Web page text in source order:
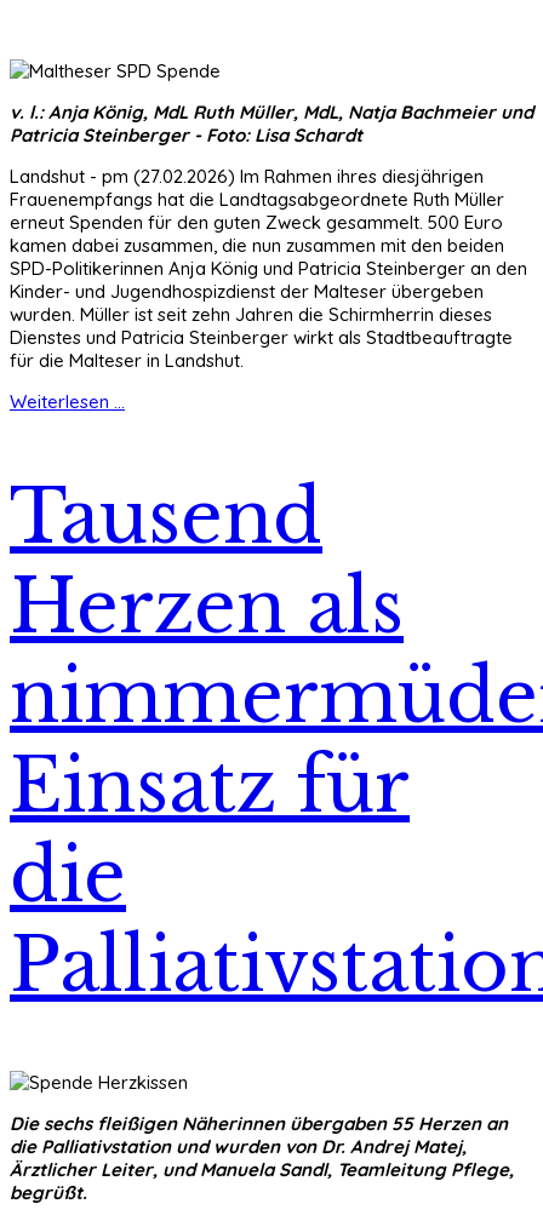
v. l.: Anja König, MdL Ruth Müller, MdL, Natja Bachmeier und
Patricia Steinberger - Foto: Lisa Schardt
Landshut - pm (27.02.2026) Im Rahmen ihres diesjährigen
Frauenempfangs hat die Landtagsabgeordnete Ruth Müller
erneut Spenden für den guten Zweck gesammelt. 500 Euro
kamen dabei zusammen, die nun zusammen mit den beiden
SPD-Politikerinnen Anja König und Patricia Steinberger an den
Kinder- und Jugendhospizdienst der Malteser übergeben
wurden. Müller ist seit zehn Jahren die Schirmherrin dieses
Dienstes und Patricia Steinberger wirkt als Stadtbeauftragte
für die Malteser in Landshut.
Weiterlesen ...
Tausend
Herzen als
Einsatz für
die
Die sechs fleißigen Näherinnen übergaben 55 Herzen an
die Palliativstation und wurden von Dr. Andrej Matej,
Ärztlicher Leiter, und Manuela Sandl, Teamleitung Pflege,
begrüßt.